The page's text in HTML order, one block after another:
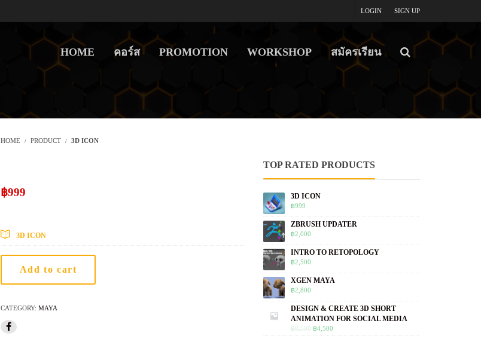
LOGIN SIGN UP
HOME คอร์ส PROMOTION WORKSHOP สมัครเรียน
HOME PRODUCT 3D ICON
฿999
3D ICON
Add to cart
CATEGORY: MAYA
TOP RATED PRODUCTS
3D ICON
฿999
ZBRUSH UPDATER
฿2,000
INTRO TO RETOPOLOGY
฿2,500
XGEN MAYA
฿2,800
DESIGN & CREATE 3D SHORT
ANIMATION FOR SOCIAL MEDIA
฿8,500 ฿4,500